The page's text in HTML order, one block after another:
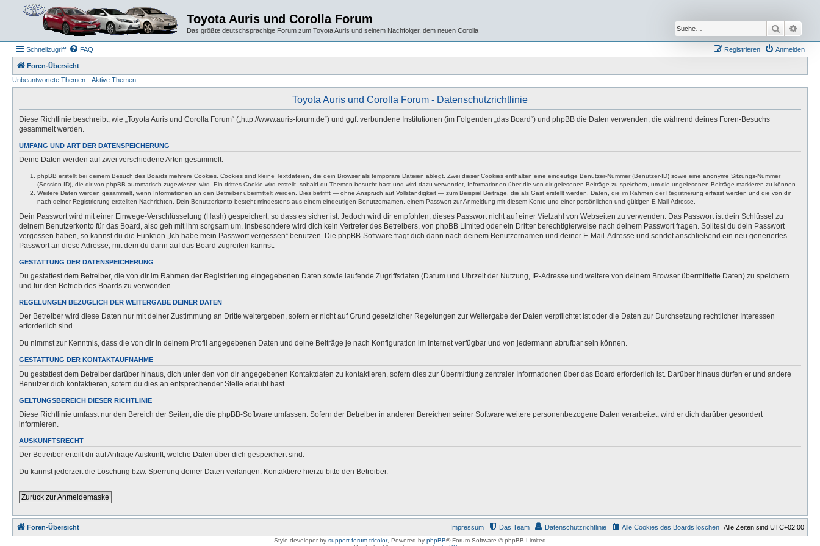
Toyota Auris und Corolla Forum
Das größte deutschsprachige Forum zum Toyota Auris und seinem Nachfolger, dem neuen Corolla Suche
Schnellzugriff FAQ Anmelden
Registrieren
Foren-Übersicht
Unbeantwortete Themen
Aktive Themen
Toyota Auris und Corolla Forum - Datenschutzrichtlinie
Diese Richtlinie beschreibt, wie „Toyota Auris und Corolla Forum“ („http://www.auris-forum.de“) und ggf. verbundene Institutionen (im Folgenden „das Board“) und phpBB die Daten verwenden, die während deines Foren-Besuchs
gesammelt werden.
UMFANG UND ART DER DATENSPEICHERUNG
Deine Daten werden auf zwei verschiedene Arten gesammelt:
phpBB erstellt bei deinem Besuch des Boards mehrere Cookies. Cookies sind kleine Textdateien, die dein Browser als temporäre Dateien ablegt. Zwei dieser Cookies enthalten eine eindeutige Benutzer-Nummer (Benutzer-ID) sowie eine anonyme Sitzungs-Nummer
(Session-ID), die dir von phpBB automatisch zugewiesen wird. Ein drittes Cookie wird erstellt, sobald du Themen besucht hast und wird dazu verwendet, Informationen über die von dir gelesenen Beiträge zu speichern, um die ungelesenen Beiträge markieren zu können.
Weitere Daten werden gesammelt, wenn Informationen an den Betreiber übermittelt werden. Dies betrifft — ohne Anspruch auf Vollständigkeit — zum Beispiel Beiträge, die als Gast erstellt werden, Daten, die im Rahmen der Registrierung erfasst werden und die von dir
nach deiner Registrierung erstellten Nachrichten. Dein Benutzerkonto besteht mindestens aus einem eindeutigen Benutzernamen, einem Passwort zur Anmeldung mit diesem Konto und einer persönlichen und gültigen E-Mail-Adresse.
Dein Passwort wird mit einer Einwege-Verschlüsselung (Hash) gespeichert, so dass es sicher ist. Jedoch wird dir empfohlen, dieses Passwort nicht auf einer Vielzahl von Webseiten zu verwenden. Das Passwort ist dein Schlüssel zu
deinem Benutzerkonto für das Board, also geh mit ihm sorgsam um. Insbesondere wird dich kein Vertreter des Betreibers, von phpBB Limited oder ein Dritter berechtigterweise nach deinem Passwort fragen. Solltest du dein Passwort
vergessen haben, so kannst du die Funktion „Ich habe mein Passwort vergessen“ benutzen. Die phpBB-Software fragt dich dann nach deinem Benutzernamen und deiner E-Mail-Adresse und sendet anschließend ein neu generiertes
Passwort an diese Adresse, mit dem du dann auf das Board zugreifen kannst.
GESTATTUNG DER DATENSPEICHERUNG
Du gestattest dem Betreiber, die von dir im Rahmen der Registrierung eingegebenen Daten sowie laufende Zugriffsdaten (Datum und Uhrzeit der Nutzung, IP-Adresse und weitere von deinem Browser übermittelte Daten) zu speichern
und für den Betrieb des Boards zu verwenden.
REGELUNGEN BEZÜGLICH DER WEITERGABE DEINER DATEN
Der Betreiber wird diese Daten nur mit deiner Zustimmung an Dritte weitergeben, sofern er nicht auf Grund gesetzlicher Regelungen zur Weitergabe der Daten verpflichtet ist oder die Daten zur Durchsetzung rechtlicher Interessen
erforderlich sind.
Du nimmst zur Kenntnis, dass die von dir in deinem Profil angegebenen Daten und deine Beiträge je nach Konfiguration im Internet verfügbar und von jedermann abrufbar sein können.
GESTATTUNG DER KONTAKTAUFNAHME
Du gestattest dem Betreiber darüber hinaus, dich unter den von dir angegebenen Kontaktdaten zu kontaktieren, sofern dies zur Übermittlung zentraler Informationen über das Board erforderlich ist. Darüber hinaus dürfen er und andere
Benutzer dich kontaktieren, sofern du dies an entsprechender Stelle erlaubt hast.
GELTUNGSBEREICH DIESER RICHTLINIE
Diese Richtlinie umfasst nur den Bereich der Seiten, die die phpBB-Software umfassen. Sofern der Betreiber in anderen Bereichen seiner Software weitere personenbezogene Daten verarbeitet, wird er dich darüber gesondert
informieren.
AUSKUNFTSRECHT
Der Betreiber erteilt dir auf Anfrage Auskunft, welche Daten über dich gespeichert sind.
Du kannst jederzeit die Löschung bzw. Sperrung deiner Daten verlangen. Kontaktiere hierzu bitte den Betreiber.
Zurück zur Anmeldemaske
Foren-Übersicht Alle Zeiten sind UTC+02:00
Alle Cookies des Boards löschen
Datenschutzrichtlinie
Das Team
Impressum
Style developer by support forum tricolor, Powered by phpBB® Forum Software © phpBB Limited